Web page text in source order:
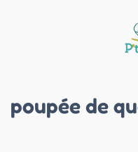
poupée de